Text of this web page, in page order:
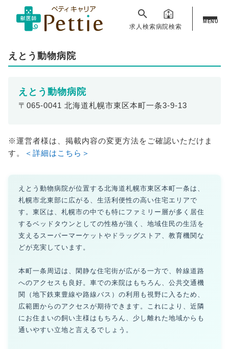
求人検索病院検索
MENU
えとう動物病院
えとう動物病院
〒065-0041 北海道札幌市東区本町一条3-9-13
※運営者様は、掲載内容の変更方法をご確認いただけま
す。
＜詳細はこちら＞
えとう動物病院が位置する北海道札幌市東区本町一条は、
札幌市北東部に広がる、生活利便性の高い住宅エリアで
す。東区は、札幌市の中でも特にファミリー層が多く居住
するベッドタウンとしての性格が強く、地域住民の生活を
支えるスーパーマーケットやドラッグストア、教育機関な
どが充実しています。
本町一条周辺は、閑静な住宅街が広がる一方で、幹線道路
へのアクセスも良好。車での来院はもちろん、公共交通機
関（地下鉄東豊線や路線バス）の利用も視野に入るため、
広範囲からのアクセスが期待できます。これにより、近隣
にお住まいの飼い主様はもちろん、少し離れた地域からも
通いやすい立地と言えるでしょう。